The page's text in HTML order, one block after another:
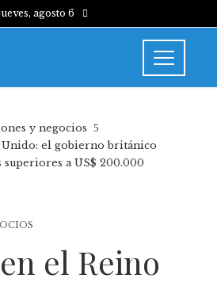
agosto 6
y negocios
el gobierno británico
a US$ 200.000
el Reino